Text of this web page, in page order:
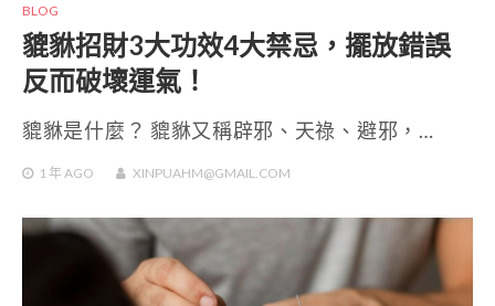
BLOG
貔貅招財3大功效4大禁忌，擺放錯誤
反而破壞運氣！
貔貅是什麼？ 貔貅又稱辟邪、天祿、避邪，…
1 年 AGO XINPUAHM@GMAIL.COM